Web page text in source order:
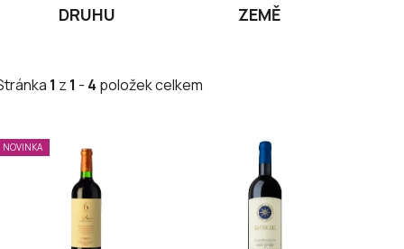
DRUHU
ZEMĚ
1 z 1 - 4 položek celkem
NOVINKA